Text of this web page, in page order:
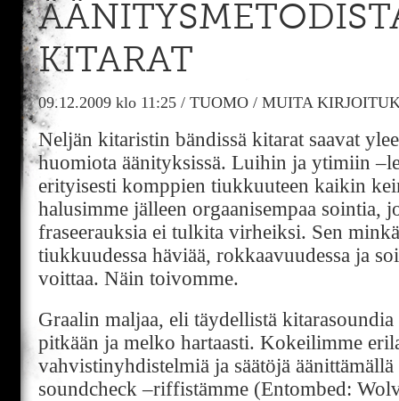
KITARAT
09.12.2009 klo 11:25 / TUOMO / MUITA
Neljän kitaristin bändissä kitarat saavat
huomiota äänityksissä. Luihin ja ytimiin
erityisesti komppien tiukkuuteen kaikin
halusimme jälleen orgaanisempaa sointia,
fraseerauksia ei tulkita virheiksi. Sen
tiukkuudessa häviää, rokkaavuudessa ja
voittaa. Näin toivomme.
Graalin maljaa, eli täydellistä
pitkään ja melko hartaasti. Kokeilimme
vahvistinyhdistelmiä ja säätöjä
soundcheck –riffistämme (Entombed: